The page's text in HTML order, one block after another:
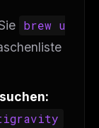
brew u